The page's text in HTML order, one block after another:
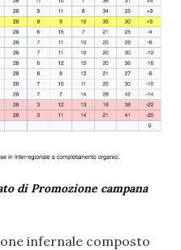
di Promozione campana
infernale composto